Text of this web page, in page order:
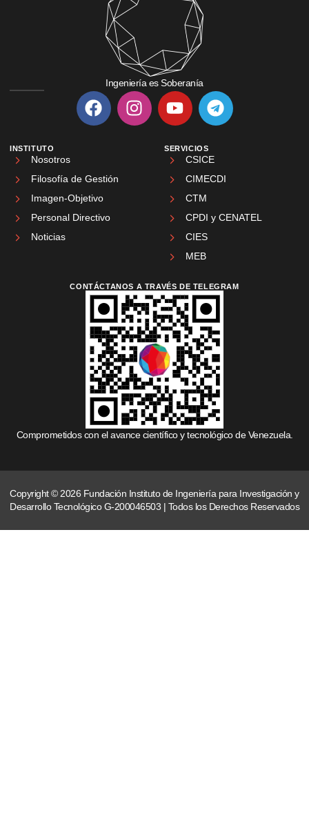
Ingeniería es Soberanía
INSTITUTO
Nosotros
Filosofía de Gestión
Imagen-Objetivo
Personal Directivo
Noticias
SERVICIOS
CSICE
CIMECDI
CTM
CPDI y CENATEL
CIES
MEB
CONTÁCTANOS A TRAVÉS DE TELEGRAM
Comprometidos con el avance científico y tecnológico de Venezuela.
Copyright © 2026 Fundación Instituto de Ingeniería para Investigación y
Desarrollo Tecnológico G-200046503 | Todos los Derechos Reservados